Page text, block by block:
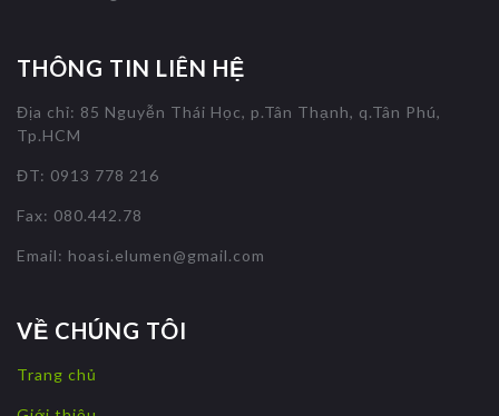
THÔNG TIN LIÊN HỆ
Địa chỉ: 85 Nguyễn Thái Học, p.Tân Thạnh, q.Tân Phú,
Tp.HCM
ĐT: 0913 778 216
Fax: 080.442.78
Email: hoasi.elumen@gmail.com
VỀ CHÚNG TÔI
Trang chủ